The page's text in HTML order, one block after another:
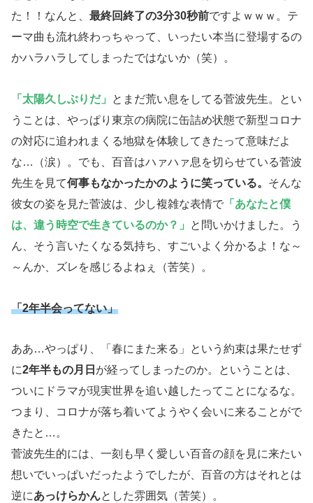
た！！なんと、 最終回終了の3分30秒前ですよｗｗｗ。テ
ーマ曲も流れ終わっちゃって、いったい本当に登場するの
かハラハラしてしまったではないか（笑）。
「太陽久しぶりだ」
とまだ荒い息をしてる菅波先生。とい
うことは、やっぱり東京の病院に缶詰め状態で新型コロナ
の対応に追われまくる地獄を体験してきたって意味だよ
な…（涙）。でも、百音はハァハァ息を切らせている菅波
先生を見て何事もなかったかのように笑っている。 そんな
彼女の姿を見た菅波は、少し複雑な表情で 「あなたと僕
は、違う時空で生きているのか？」
と問いかけました。う
ん、そう言いたくなる気持ち、すごいよく分かるよ！な～
～んか、ズレを感じるよねぇ（苦笑）。
「2年半会ってない」
ああ…やっぱり、「春にまた来る」という約束は果たせず
に2年半もの月日 が経ってしまったのか。ということは、
ついにドラマが現実世界を追い越したってことになるな。
つまり、コロナが落ち着いてようやく会いに来ることがで
きたと…。
菅波先生的には、一刻も早く愛しい百音の顔を見に来たい
想いでいっぱいだったようでしたが、百音の方はそれとは
逆にあっけらかんとした雰囲気（苦笑）。